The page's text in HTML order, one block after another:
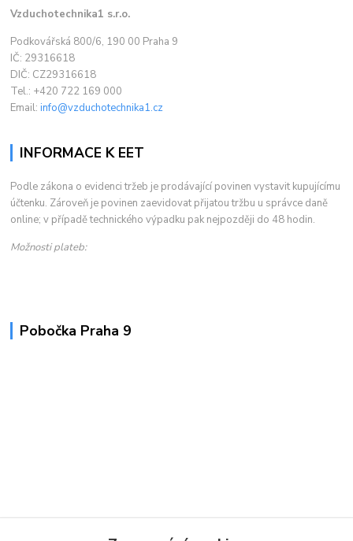
Vzduchotechnika1 s.r.o.
Podkovářská 800/6, 190 00 Praha 9
IČ: 29316618
DIČ: CZ29316618
Tel.: +420 722 169 000
Email:info@vzduchotechnika1.cz
INFORMACE K EET
Podle zákona o evidenci tržeb je prodávající povinen vystavit kupujícímu
účtenku. Zároveň je povinen zaevidovat přijatou tržbu u správce daně
online; v případě technického výpadku pak nejpozději do 48 hodin.
Možnosti plateb:
Pobočka Praha 9